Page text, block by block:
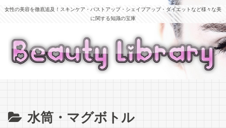
女性の美容を徹底追及！スキンケア・バストアップ・シェイプアップ・ダイエットなど様々な美
に関する知識の宝庫
水筒・マグボトル